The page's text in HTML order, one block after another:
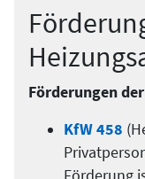
Förderungen
KfW 458